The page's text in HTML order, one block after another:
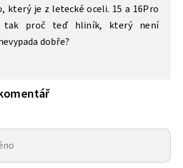
který je z letecké oceli. 15 a 16Pro
tak proč teď hliník, který není
dobře?